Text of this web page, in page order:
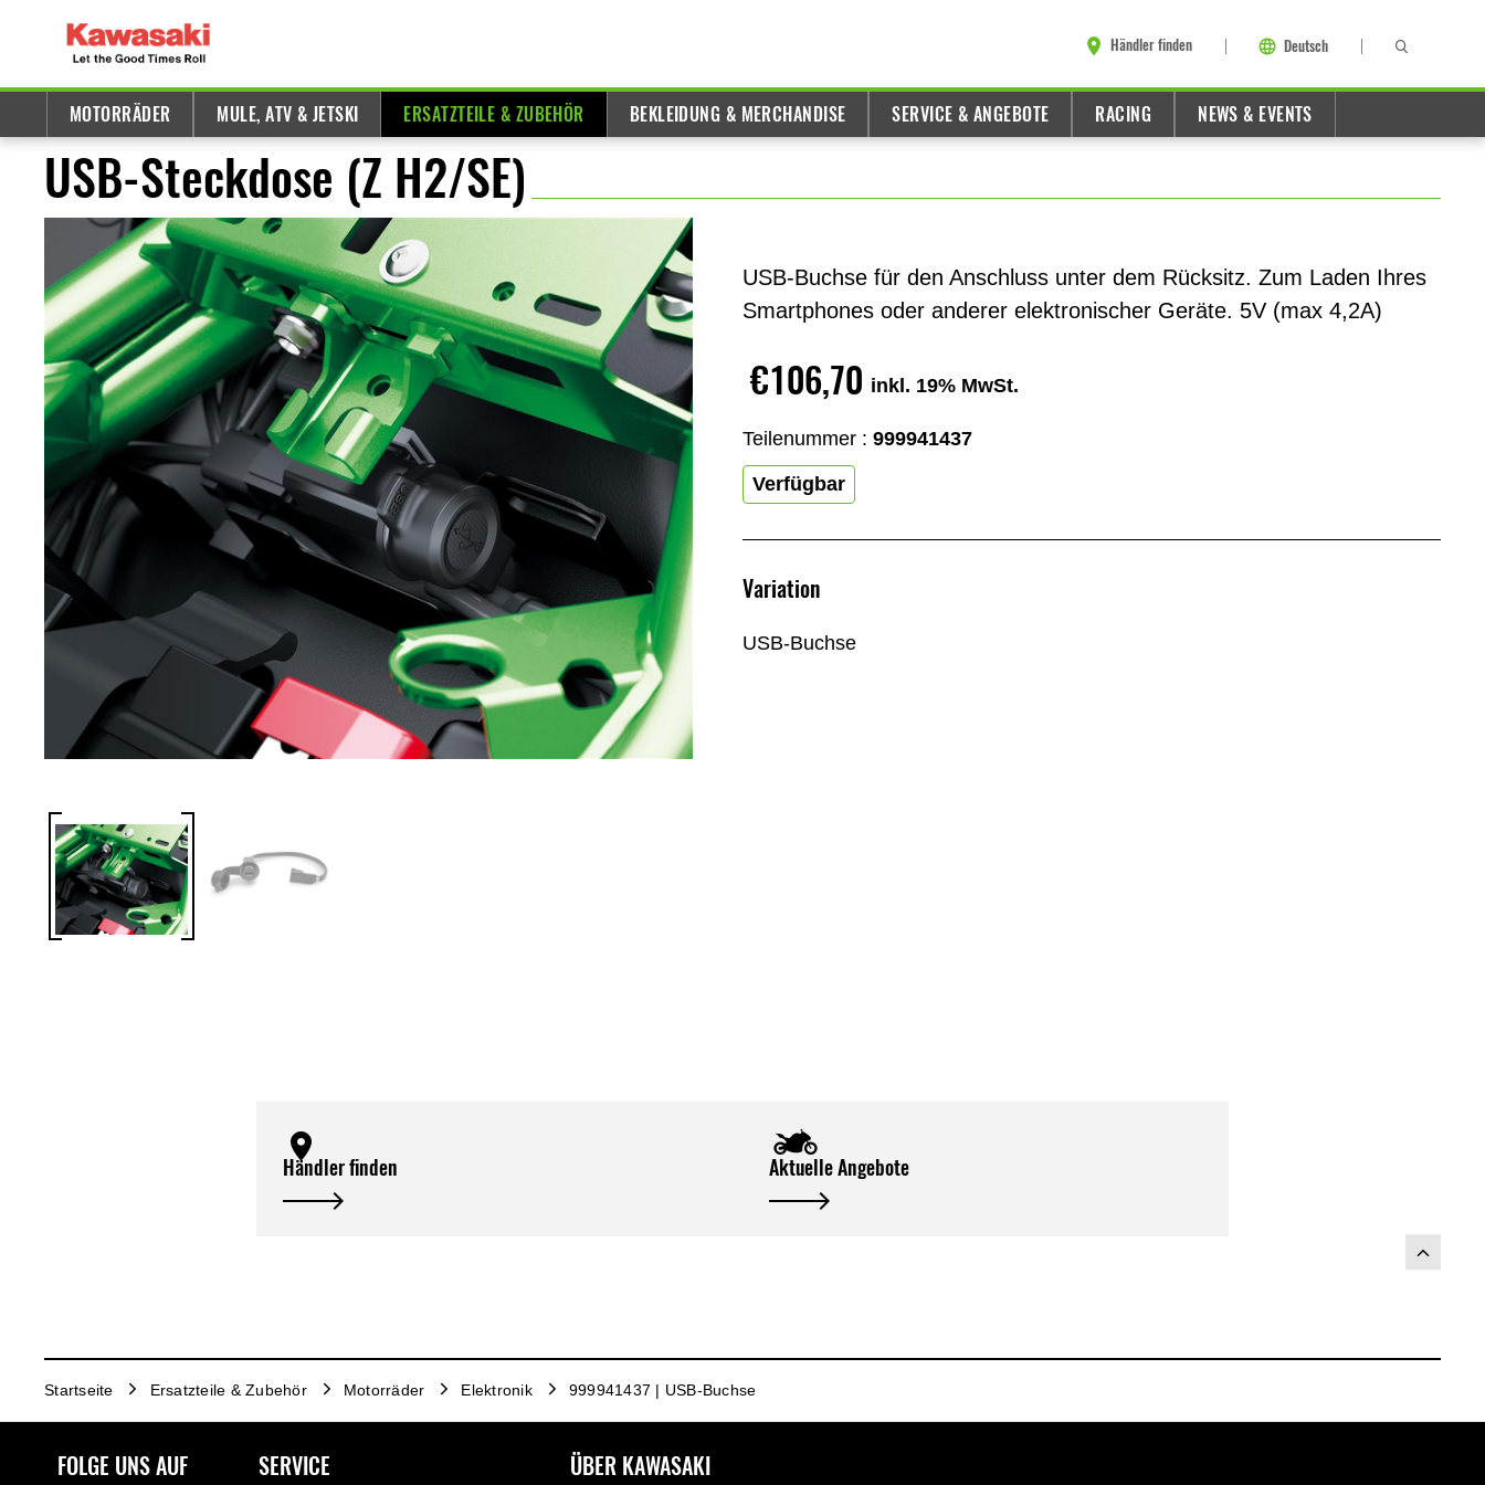
Händler finden Deutsch
MOTORRÄDER MULE, ATV & JETSKI ERSATZTEILE & ZUBEHÖR BEKLEIDUNG & MERCHANDISE SERVICE & ANGEBOTE RACING NEWS & EVENTS
USB-Steckdose (Z H2/SE)
USB-Buchse für den Anschluss unter dem Rücksitz. Zum Laden Ihres
Smartphones oder anderer elektronischer Geräte. 5V (max 4,2A)
€106,70 inkl. 19% MwSt.
Teilenummer : 999941437
Verfügbar
Variation
USB-Buchse
Händler finden Aktuelle Angebote
Startseite Ersatzteile & Zubehör Motorräder Elektronik 999941437 | USB-Buchse
FOLGE UNS AUF SERVICE ÜBER KAWASAKI